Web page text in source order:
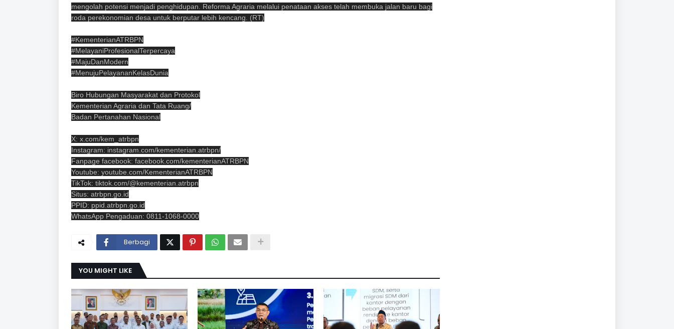
mengolah potensi menjadi penghidupan. Reforma Agraria melalui penataan akses telah membuka jalan baru bagi
roda perekonomian desa untuk berputar lebih kencang. (RT)
#KementerianATRBPN
#MelayaniProfesionalTerpercaya
#MajuDanModern
#MenujuPelayananKelasDunia
Biro Hubungan Masyarakat dan Protokol
Kementerian Agraria dan Tata Ruang/
Badan Pertanahan Nasional
X: x.com/kem_atrbpn
Instagram: instagram.com/kementerian.atrbpn/
Fanpage facebook: facebook.com/kementerianATRBPN
Youtube: youtube.com/KementerianATRBPN
TikTok: tiktok.com/@kementerian.atrbpn
Situs: atrbpn.go.id
PPID: ppid.atrbpn.go.id
WhatsApp Pengaduan: 0811-1068-0000
Berbagi
YOU MIGHT LIKE